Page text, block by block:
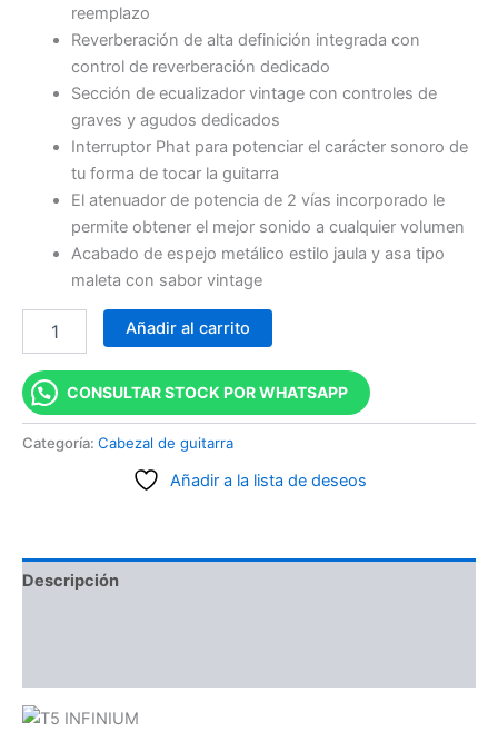
reemplazo
Reverberación de alta definición integrada con
control de reverberación dedicado
Sección de ecualizador vintage con controles de
graves y agudos dedicados
Interruptor Phat para potenciar el carácter sonoro de
tu forma de tocar la guitarra
El atenuador de potencia de 2 vías incorporado le
permite obtener el mejor sonido a cualquier volumen
Acabado de espejo metálico estilo jaula y asa tipo
maleta con sabor vintage
Añadir al carrito
CONSULTAR STOCK POR WHATSAPP
Categoría: Cabezal de guitarra
Añadir a la lista de deseos
Descripción